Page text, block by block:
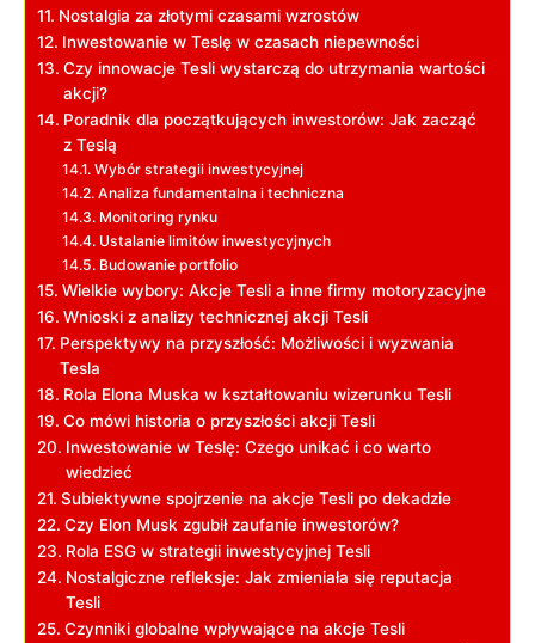
Nostalgia ‌za złotymi czasami ⁣wzrostów
Inwestowanie w Teslę w czasach niepewności
Czy‍ innowacje Tesli wystarczą do ‍utrzymania wartości
⁤akcji?
Poradnik ⁢dla początkujących inwestorów: Jak zacząć
z Teslą
Wybór strategii inwestycyjnej
Analiza fundamentalna i⁣ techniczna
Monitoring rynku
Ustalanie limitów​ inwestycyjnych
Budowanie portfolio
Wielkie ⁢wybory: Akcje Tesli a inne firmy ‌motoryzacyjne
Wnioski z ⁤analizy technicznej akcji ⁤Tesli
Perspektywy na​ przyszłość: Możliwości i wyzwania
Tesla
Rola⁤ Elona ‍Muska w ⁤kształtowaniu wizerunku Tesli
Co mówi historia o przyszłości akcji Tesli
Inwestowanie w Teslę: Czego​ unikać i co warto‌
wiedzieć
Subiektywne spojrzenie na akcje⁤ Tesli po dekadzie
Czy Elon Musk zgubił zaufanie inwestorów?
Rola ESG w strategii inwestycyjnej Tesli
Nostalgiczne refleksje: Jak​ zmieniała się reputacja
Tesli
Czynniki globalne wpływające na akcje Tesli